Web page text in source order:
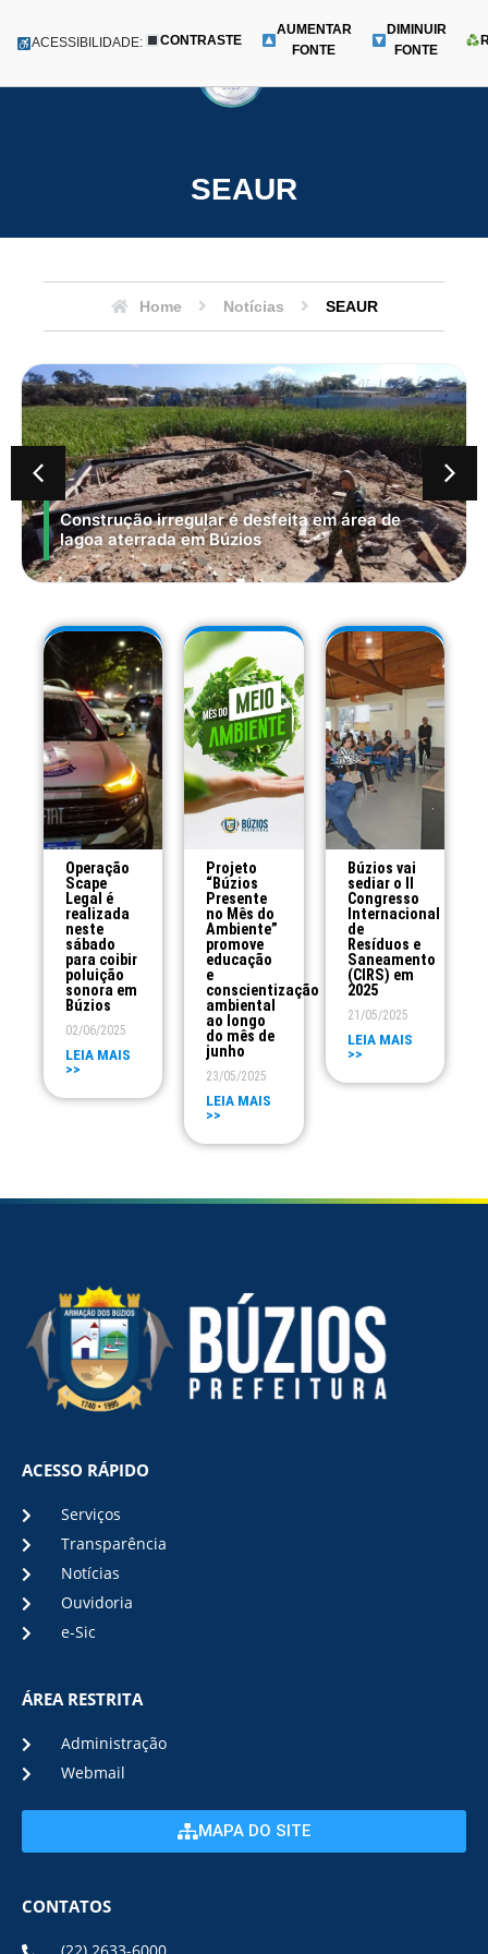
para
Menu
ACESSIBILIDADE: CONTRASTE
AUMENTAR
FONTE
DIMINUIR
FONTE
SEAUR
Home Notícias SEAUR
Construção irregular é desfeita em área de
lagoa aterrada em Búzios
Operação
Scape
Legal é
realizada
neste
sábado
para coibir
poluição
sonora em
Búzios
02/06/2025
LEIA MAIS
>>
Projeto
“Búzios
Presente
no Mês do
Ambiente”
promove
educação
e
conscientização
ambiental
ao longo
do mês de
junho
23/05/2025
LEIA MAIS
>>
Búzios vai
sediar o II
Congresso
Internacional
de
Resíduos e
Saneamento
(CIRS) em
2025
21/05/2025
LEIA MAIS
>>
ACESSO RÁPIDO
Serviços
Transparência
Notícias
Ouvidoria
e-Sic
ÁREA RESTRITA
Administração
Webmail
MAPA DO SITE
CONTATOS